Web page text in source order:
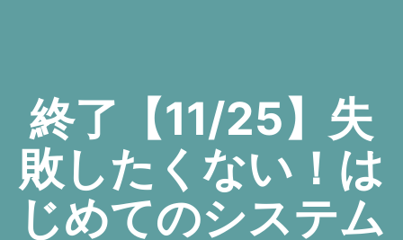
終了【11/25】失
敗したくない！は
じめてのシステム